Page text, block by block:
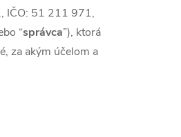
IČO: 51 211 971,
“správca”), ktorá
za akým účelom a